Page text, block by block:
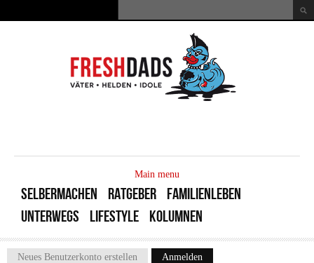
Suchformular
Main menu
SELBERMACHEN RATGEBER
FAMILIENLEBEN
UNTERWEGS
LIFESTYLE KOLUMNEN
Neues Benutzerkonto erstellen Anmelden